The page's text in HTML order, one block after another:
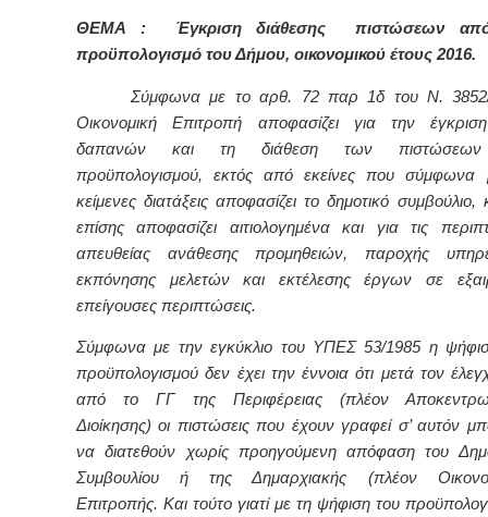
ΘΕΜΑ : Έγκριση διάθεσης πιστώσεων
προϋπολογισμό του Δήμου, οικονομικού έτους 2016.
Σύμφωνα με το αρθ. 72 παρ 1δ του Ν.
Οικονομική Επιτροπή αποφασίζει για την
δαπανών και τη διάθεση των
προϋπολογισμού, εκτός από εκείνες που σύμφωνα
κείμενες διατάξεις αποφασίζει το δημοτικό
επίσης αποφασίζει αιτιολογημένα και για τις
απευθείας ανάθεσης προμηθειών, παροχής
εκπόνησης μελετών και εκτέλεσης έργων σε
επείγουσες περιπτώσεις.
Σύμφωνα με την εγκύκλιο του ΥΠΕΣ 53/1985 η
προϋπολογισμού δεν έχει την έννοια ότι μετά τον
από το ΓΓ της Περιφέρειας (πλέον
Διοίκησης) οι πιστώσεις που έχουν γραφεί σ’ αυτόν
να διατεθούν χωρίς προηγούμενη απόφαση του
Συμβουλίου ή της Δημαρχιακής (πλέον
Επιτροπής. Και τούτο γιατί με τη ψήφιση του